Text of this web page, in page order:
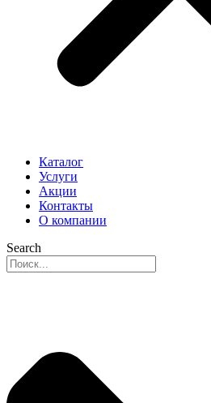
Каталог
Услуги
Акции
Контакты
О компании
Search